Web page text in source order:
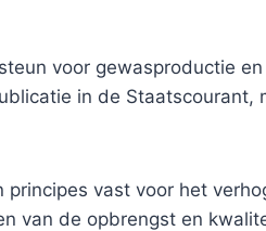
voor gewasproductie
in de Staatscourant,
vast voor het
van de opbrengst en